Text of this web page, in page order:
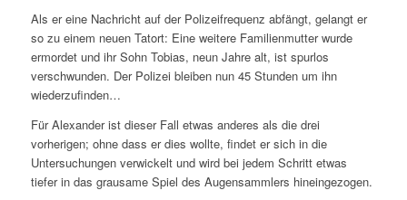
Als er eine Nachricht auf der Polizeifrequenz abfängt, gelangt er
so zu einem neuen Tatort: Eine weitere Familienmutter wurde
ermordet und ihr Sohn Tobias, neun Jahre alt, ist spurlos
verschwunden. Der Polizei bleiben nun 45 Stunden um ihn
wiederzufinden…
Für Alexander ist dieser Fall etwas anderes als die drei
vorherigen; ohne dass er dies wollte, findet er sich in die
Untersuchungen verwickelt und wird bei jedem Schritt etwas
tiefer in das grausame Spiel des Augensammlers hineingezogen.